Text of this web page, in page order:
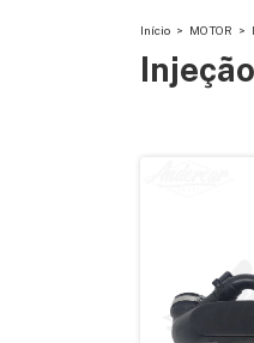
Início > MOTOR >